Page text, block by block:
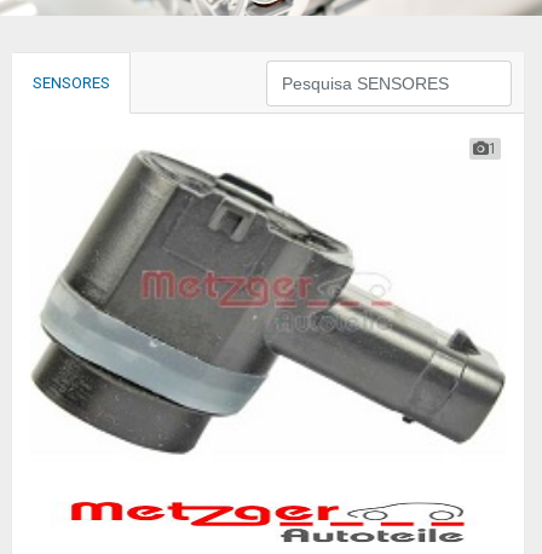
SENSORES
1